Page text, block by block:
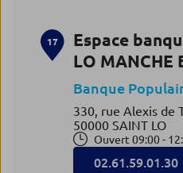
17
Espace
LO MANCHE
Banque
330, rue Alexis de
50000 SAINT LO
Ouvert 09:00 -
02.61.59.01.30